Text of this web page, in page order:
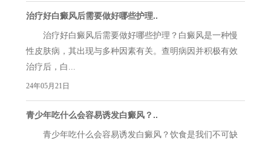
治疗好白癜风后需要做好哪些护理..
治疗好白癜风后需要做好哪些护理？白癜风是一种慢
性皮肤病，其出现与多种因素有关。查明病因并积极有效
治疗后，白...
24年05月21日
青少年吃什么会容易诱发白癜风？..
青少年吃什么会容易诱发白癜风？饮食是我们不可缺